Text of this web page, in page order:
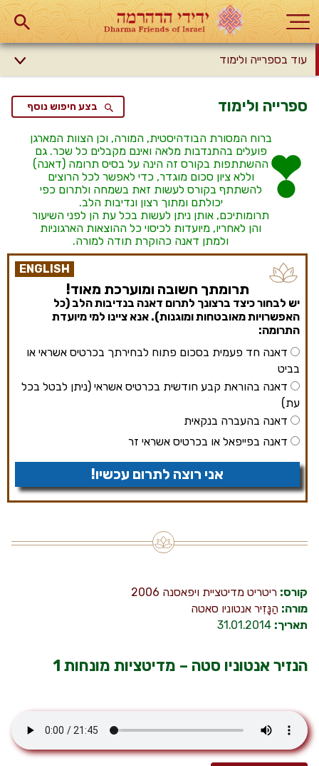
עוד בספרייה ולימוד
ספרייה ולימוד בצע חיפוש נוסף
ברוח המסורת הבודהיסטית, המורה, וכן הצוות המארגן
פועלים בהתנדבות מלאה ואינם מקבלים כל שכר. גם
ההשתתפות בקורס זה הינה על בסיס תרומה (דאנה)
וללא ציון סכום מוגדר, כדי לאפשר לכל הרוצים
להשתתף בקורס לעשות זאת בשמחה ולתרום כפי
יכולתם ומתוך רצון ונדיבות הלב.
תרומותיכם, אותן ניתן לעשות בכל עת הן לפני השיעור
והן לאחריו, מיועדות לכיסוי כל ההוצאות הארגוניות
ולמתן דאנה כהוקרת תודה למורה.
ENGLISH
תרומתך חשובה ומוערכת מאוד!
יש לבחור כיצד ברצונך לתרום דאנה בנדיבות הלב (כל
האפשרויות מאובטחות ומוגנות). אנא ציינו למי מיועדת
התרומה:
דאנה חד פעמית בסכום פתוח לבחירתך בכרטיס אשראי או
בביט
דאנה בהוראת קבע חודשית בכרטיס אשראי (ניתן לבטל בכל
עת)
דאנה בהעברה בנקאית
דאנה בפייפאל או בכרטיס אשראי זר
אני רוצה לתרום עכשיו!
קורס: ריטריט מדיטציית ויפאסנה 2006
מורה: הַנָּזִיר אנטוניו סאטה
תאריך:
הנזיר אנטוניו סטה – מדיטציות מונחות 1